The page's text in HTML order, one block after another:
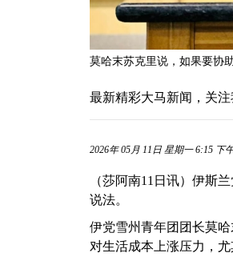
莫哈末苏克里说，如果要协
最新精彩大马新闻，关注
2026年 05月 11日 星期一 6:15 下
（莎阿南11日讯）伊斯
说法。
伊党雪州青年团团长莫
对生活成本上涨压力，